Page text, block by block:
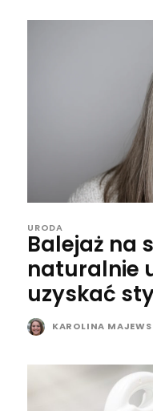
URODA
Balejaż na
naturalnie
uzyskać
KAROLINA